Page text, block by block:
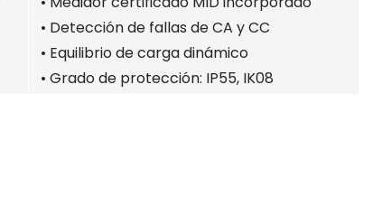
• Detección de fallas de CA y CC
• Equilibrio de carga dinámico
• Grado de protección: IP55, IK08